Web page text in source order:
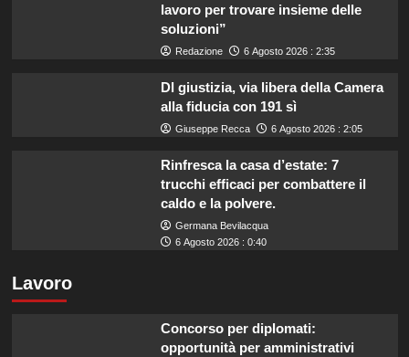
lavoro per trovare insieme delle
soluzioni”
Redazione 6 Agosto 2026 : 2:35
Dl giustizia, via libera della Camera
alla fiducia con 191 sì
Giuseppe Recca 6 Agosto 2026 : 2:05
Rinfresca la casa d’estate: 7
trucchi efficaci per combattere il
caldo e la polvere.
Germana Bevilacqua
6 Agosto 2026 : 0:40
Lavoro
Concorso per diplomati:
opportunità per amministrativi